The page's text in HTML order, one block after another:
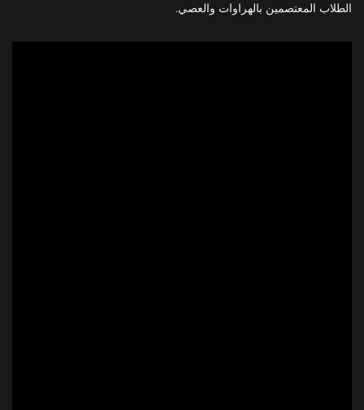
الطلاب المعتصمين بالهراوات والعصي.